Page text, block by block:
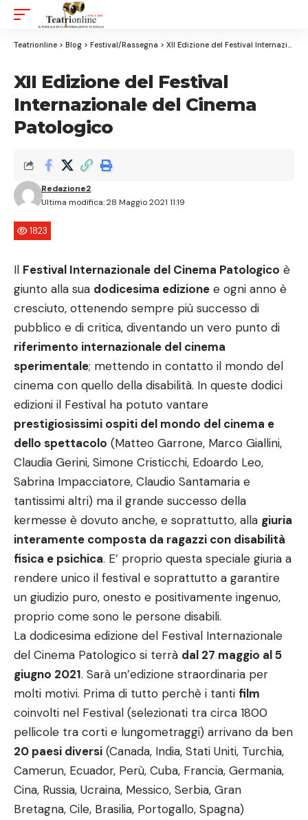
Resizer
Teatrionline > Blog > Festival/Rassegna > XII Edizione del Festival Internazionale del Cinema Patologico
XII Edizione del Festival
Internazionale del Cinema
Patologico
Ultima modifica: 28 Maggio 2021 11:19
Redazione2
1823
Il Festival Internazionale del Cinema Patologico è
giunto alla sua dodicesima edizione e ogni anno è
cresciuto, ottenendo sempre più successo di
pubblico e di critica, diventando un vero punto di
riferimento internazionale del cinema
sperimentale; mettendo in contatto il mondo del
cinema con quello della disabilità. In queste dodici
edizioni il Festival ha potuto vantare
prestigiosissimi ospiti del mondo del cinema e
dello spettacolo (Matteo Garrone, Marco Giallini,
Claudia Gerini, Simone Cristicchi, Edoardo Leo,
Sabrina Impacciatore, Claudio Santamaria e
tantissimi altri) ma il grande successo della
kermesse è dovuto anche, e soprattutto, alla giuria
interamente composta da ragazzi con disabilità
fisica e psichica. E’ proprio questa speciale giuria a
rendere unico il festival e soprattutto a garantire
un giudizio puro, onesto e positivamente ingenuo,
proprio come sono le persone disabili.
La dodicesima edizione del Festival Internazionale
del Cinema Patologico si terrà dal 27 maggio al 5
giugno 2021. Sarà un’edizione straordinaria per
molti motivi. Prima di tutto perchè i tanti film
coinvolti nel Festival (selezionati tra circa 1800
pellicole tra corti e lungometraggi) arrivano da ben
20 paesi diversi (Canada, India, Stati Uniti, Turchia,
Camerun, Ecuador, Perù, Cuba, Francia, Germania,
Cina, Russia, Ucraina, Messico, Serbia, Gran
Bretagna, Cile, Brasilia, Portogallo, Spagna)